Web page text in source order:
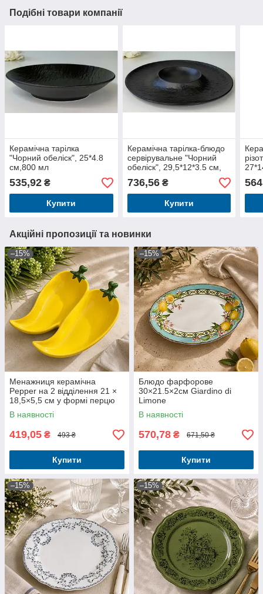
Подібні товари компанії
Керамічна тарілка
"Чорний обеліск", 25*4.8
см,800 мл
535,92 ₴
Купити
Керамічна тарілка-блюдо
сервірувальне "Чорний
обеліск", 29,5*12*3.5 см,
140мл
736,56₴
Купити
Акційні пропозиції та новинки
–15%
Менажниця керамічна
Pepper на 2 відділення 21 ×
18,5×5,5 см у формі перцю
В наявності
419,05 ₴ 493 ₴
Купити
–15%
Блюдо фарфорове
30×21.5×2см Giardino di
Limone
В наявності
570,78 ₴ 671,50 ₴
Купити
–15% –15%